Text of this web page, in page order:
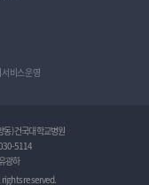
서비스 운영
) 건국대학교병원
5114
광하
reserved.